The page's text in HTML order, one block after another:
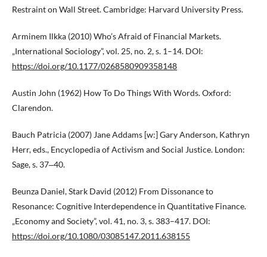
Restraint on Wall Street. Cambridge: Harvard University Press.
Arminem Ilkka (2010) Who’s Afraid of Financial Markets.
„International Sociology”, vol. 25, no. 2, s. 1–14. DOI:
https://doi.org/10.1177/0268580909358148
Austin John (1962) How To Do Things With Words. Oxford:
Clarendon.
Bauch Patricia (2007) Jane Addams [w:] Gary Anderson, Kathryn
Herr, eds., Encyclopedia of Activism and Social Justice. London:
Sage, s. 37‒40.
Beunza Daniel, Stark David (2012) From Dissonance to
Resonance: Cognitive Interdependence in Quantitative Finance.
„Economy and Society”, vol. 41, no. 3, s. 383–417. DOI:
https://doi.org/10.1080/03085147.2011.638155